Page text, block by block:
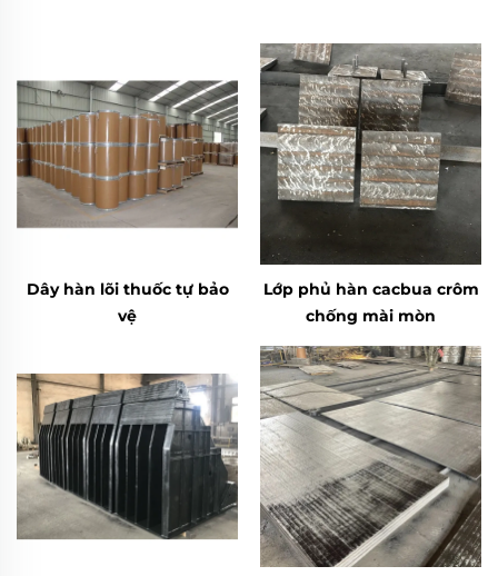
Dây hàn lõi thuốc tự bảo
vệ
Lớp phủ hàn cacbua crôm
chống mài mòn